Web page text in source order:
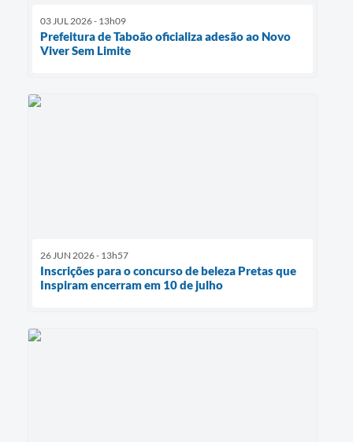
03 JUL 2026 - 13h09
Prefeitura de Taboão oficializa adesão ao Novo
Viver Sem Limite
26 JUN 2026 - 13h57
Inscrições para o concurso de beleza Pretas que
Inspiram encerram em 10 de julho